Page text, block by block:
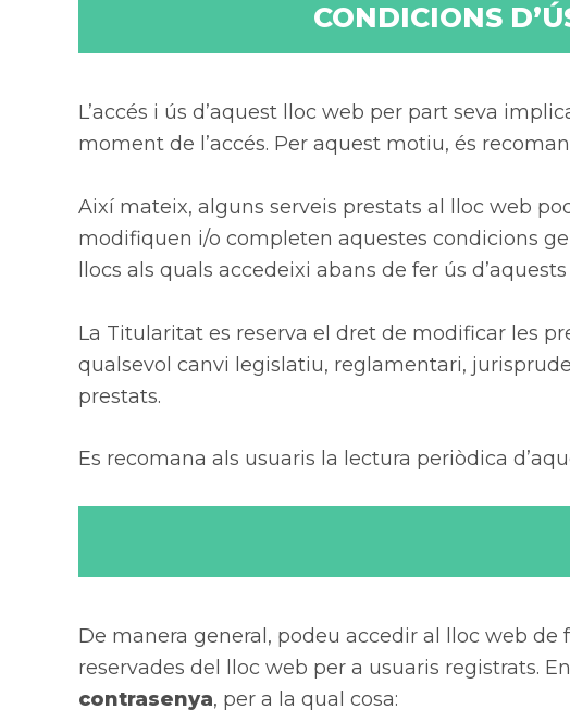
CONDICIONS
L’accés i ús d’aquest lloc web per part seva
moment de l’accés. Per aquest motiu, és
Així mateix, alguns serveis prestats al lloc web
modifiquen i/o completen aquestes condicions
llocs als quals accedeixi abans de fer ús d’aquests
La Titularitat es reserva el dret de modificar les
qualsevol canvi legislatiu, reglamentari,
prestats.
Es recomana als usuaris la lectura periòdica
De manera general, podeu accedir al lloc web
reservades del lloc web per a usuaris registrats.
contrasenya, per a la qual cosa: